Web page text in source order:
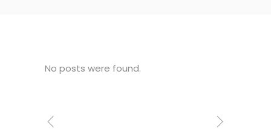
No posts were found.